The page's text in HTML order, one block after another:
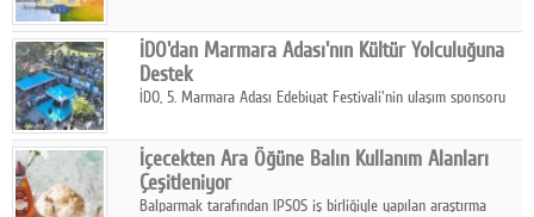
ve sürdürülebilir çözümler sunuyor.
İDO'dan Marmara Adası'nın Kültür Yolculuğuna
Destek
İDO, 5. Marmara Adası Edebiyat Festivali'nin ulaşım sponsoru
ettiriyor.
İçecekten Ara Öğüne Balın Kullanım Alanları
Çeşitleniyor
Balparmak tarafından IPSOS iş birliğiyle yapılan araştırma